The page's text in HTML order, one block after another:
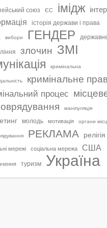
союз ЄС імідж
історія держави і права
вибори ГЕНДЕР
злочин ЗМІ
кримінальна
кримінальне
процес
маніпуляція
молодь мотивація органи
РЕКЛАМА релігія
мережі соціальна мережа США
туризм Україна